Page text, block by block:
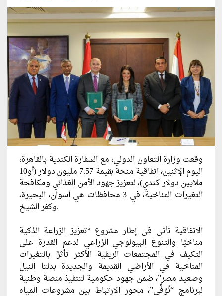
وقعت وزارة التعاون الدولي، مع السفارة الكندية بالقاهرة،
اليوم الإثنين، اتفاقية منحة بقيمة 7.57 مليون دولار (أو10
ملايين دولار كندي)، لتعزيز جهود الأمن الغذائي ومكافحة
التغيرات المناخية، في 3 محافظات هي أسوان، البحيرة،
وكفر الشيخ.
الاتفاقية تأتي في إطار مشروع “تعزيز الزراعة الذكية
مناخيًا والتنوع البيولوجي الزراعي لدعم القدرة على
التكيف في المجتمعات الريفية الأكثر تأثرًا بالتغيرات
المناخية في الأراضي القديمة والجديدة بدلتا النيل
وصعيد مصر”، ضمن جهود حكومية لتنفيذ منصة وطنية
لبرنامج “نُوَفِّي”، محور الارتباط بين مشروعات المياه